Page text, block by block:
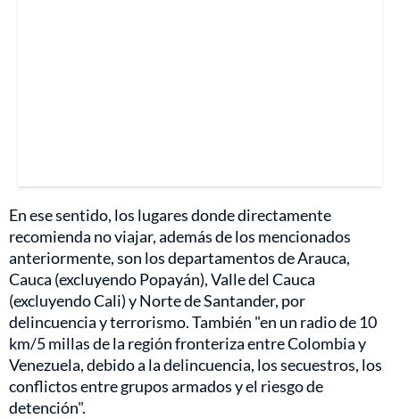
En ese sentido, los lugares donde directamente
recomienda no viajar, además de los mencionados
anteriormente, son los departamentos de Arauca,
Cauca (excluyendo Popayán), Valle del Cauca
(excluyendo Cali) y Norte de Santander, por
delincuencia y terrorismo. También "en un radio de 10
km/5 millas de la región fronteriza entre Colombia y
Venezuela, debido a la delincuencia, los secuestros, los
conflictos entre grupos armados y el riesgo de
detención".